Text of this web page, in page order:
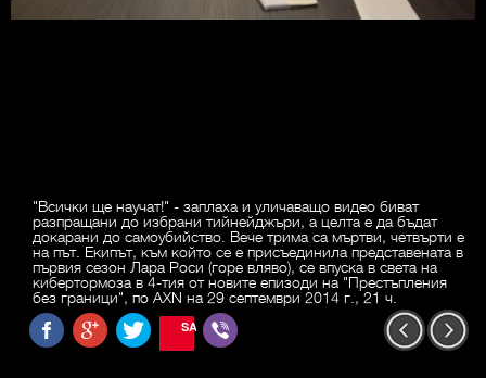
"Всички ще научат!" - заплаха и уличаващо видео биват
разпращани до избрани тийнейджъри, а целта е да бъдат
докарани до самоубийство. Вече трима са мъртви, четвърти е
на път. Екипът, към който се е присъединила представената в
първия сезон Лара Роси (горе вляво), се впуска в света на
кибертормоза в 4-тия от новите епизоди на "Престъпления
без граници", по AXN на 29 септември 2014 г., 21 ч.
SAVE